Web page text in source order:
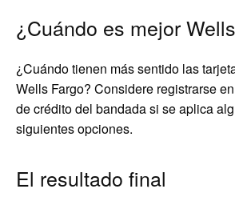
¿Cuándo es mejor
¿Cuándo tienen más sentido las
Wells Fargo? Considere registrarse
de crédito del bandada si se aplica
siguientes opciones.
El resultado final